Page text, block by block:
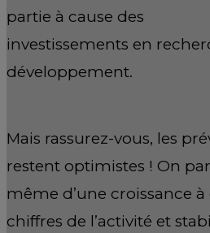
partie à cause des
investissements en
développement.
Mais rassurez-vous, les
restent optimistes ! On
même d’une croissance à
chiffres de l’activité et